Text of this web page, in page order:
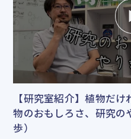
【研究室紹介】植物だ
物のおもしろさ、研究の
歩）